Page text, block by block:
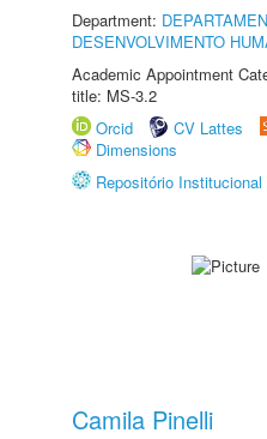
Department:
DESENVOLVIMENTO
Academic Appointment
title: MS-3.2
Orcid
CV Lattes
Dimensions
Repositório Institucional
Camila Pinelli